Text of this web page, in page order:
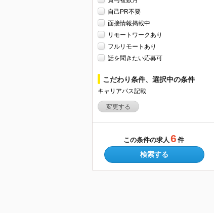
自己PR不要
面接情報掲載中
リモートワークあり
フルリモートあり
話を聞きたい応募可
こだわり条件、選択中の条件
キャリアパス記載
変更する
この条件の求人 6 件
検索する